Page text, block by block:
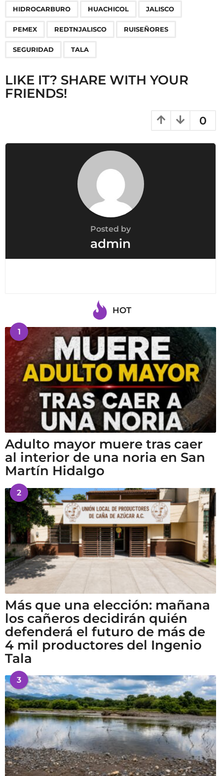
n
HIDROCARBURO HUACHICOL JALISCO
PEMEX REDTNJALISCO RUISEÑORES
SEGURIDAD TALA
LIKE IT? SHARE WITH YOUR
FRIENDS!
0
Posted by
admin
HOT
1
Adulto mayor muere tras caer
al interior de una noria en San
Martín Hidalgo
2
Más que una elección: mañana
los cañeros decidirán quién
defenderá el futuro de más de
4 mil productores del Ingenio
Tala
3